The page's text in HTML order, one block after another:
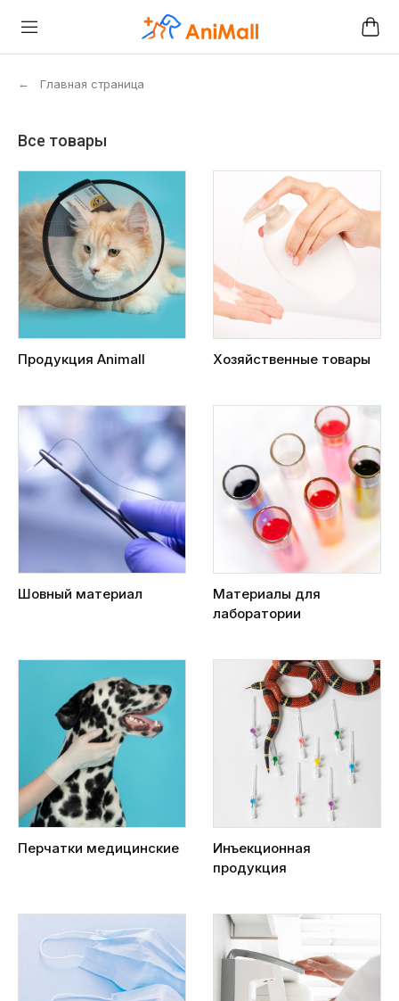
← Главная страница
Все товары
Продукция Animall Хозяйственные товары
Шовный материал
Материалы для
лаборатории
Перчатки медицинские
Инъекционная
продукция